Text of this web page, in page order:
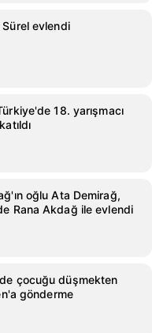
evlendi
18. yarışmacı
oğlu Ata Demirağ,
Rana Akdağ ile evlendi
çocuğu düşmekten
gönderme